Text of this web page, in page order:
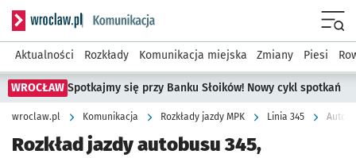
Serwis informacyjny wroclaw.pl podserwis: Komunikacja
Aktualności Rozkłady Komunikacja miejska Zmiany Piesi
WROCŁAW Spotkajmy się przy Banku Słoików! Nowy cykl spotkań
wroclaw.pl Komunikacja Rozkłady jazdy MPK Linia 345
Rozkład jazdy autobusu 345,